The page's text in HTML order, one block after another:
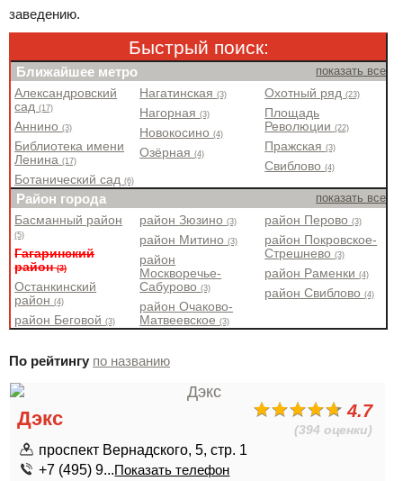
заведению.
Быстрый поиск:
Ближайшее метро показать все
Александровский
сад(17)
Аннино(3)
Библиотека имени
Ленина(17)
Ботанический сад(6)
Нагатинская(3)
Нагорная(3)
Новокосино(4)
Озёрная(4)
Охотный ряд(23)
Площадь
Революции(22)
Пражская(3)
Свиблово(4)
Район города показать все
Басманный район
(5)
Гагаринский
район(3)
Останкинский
район(4)
район Беговой(3)
район Зюзино(3)
район Митино(3)
район
Москворечье-
Сабурово(3)
район Очаково-
Матвеевское(3)
район Перово(3)
район Покровское-
Стрешнево(3)
район Раменки(4)
район Свиблово(4)
По рейтингу по названию
4.7
(394 оценки)
Дэкс
проспект Вернадского, 5, стр. 1
+7 (495) 9...Показать телефон